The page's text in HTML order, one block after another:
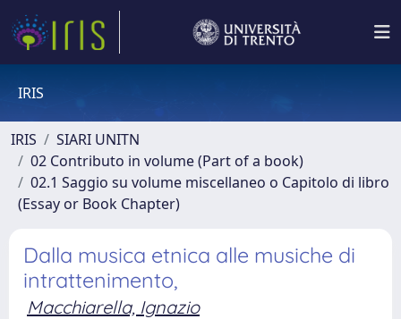
IRIS
IRIS
SIARI UNITN
02 Contributo in volume (Part of a book)
02.1 Saggio su volume miscellaneo o Capitolo di libro
(Essay or Book Chapter)
Dalla musica etnica alle musiche di
intrattenimento,
Macchiarella, Ignazio